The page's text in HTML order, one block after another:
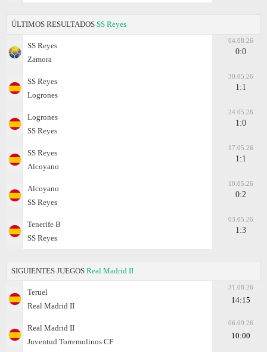
ÚLTIMOS RESULTADOS SS Reyes
SS Reyes
Zamora
04.08.26
0:0
SS Reyes
Logrones
30.05.26
1:1
Logrones
SS Reyes
24.05.26
1:0
SS Reyes
Alcoyano
17.05.26
1:1
Alcoyano
SS Reyes
10.05.26
0:2
Tenerife B
SS Reyes
03.05.26
1:3
SIGUIENTES JUEGOS Real Madrid II
Teruel
Real Madrid II
31.08.26
14:15
Real Madrid II
Juventud Torremolinos CF
06.09.26
10:00